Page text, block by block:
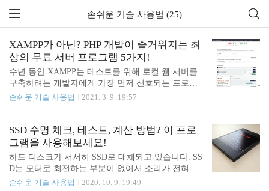
손쉬운 기술 사용법 (25)
XAMPP가 아닌? PHP 개발이 즐거워지는 최
상의 무료 서버 프로그램 5가지!
수년 동안 XAMPP는 테스트를 위해 로컬 웹 서버를
구축하려는 개발자에게 가장 먼저 선호되는 프로그
램이었습니다. 하지만 테스트용 웹 서버 구축을 간편
대안이 생각보다 많습니다. 지금부터 어떤 프로그램
이 있는지 하나씩 알아보겠습니다! XAMPP 서버의
무료 대안 중에서 가장 뛰어난 프로그램을 엄선했습
니다. * EasyPHP Devserver * WampServer * Ampps *
SecureWamp * USB 웹 서버 EasyPHP DevServer 가장
먼저 소개하고 살펴볼 프로그램은 EasyPHP DevServe
손쉬운 기술 사용법 2021. 3. 9. 19:57
SSD 수명 체크, 테스트, 계산 방법? 이 프로
그램을 사용해보세요!
하드 디스크가 서서히 SSD로 대체되고 있습니다. SS
D는 모터로 회전하는 부분이 없어서 소리가 전혀 나
지 않고 기존 하드 디스크(HDD) 보다 훨씬 더 빠르며
손쉬운 기술 사용법 2020. 10. 9. 19:49